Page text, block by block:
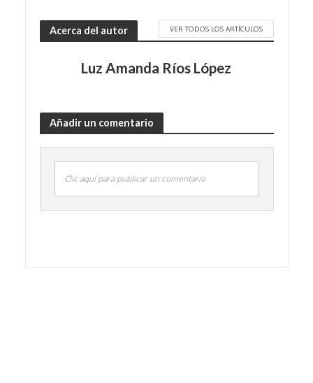
Acerca del autor VER TODOS LOS ARTÍCULOS
Luz Amanda Ríos López
Añadir un comentario
Clic aquí para publicar un comentario